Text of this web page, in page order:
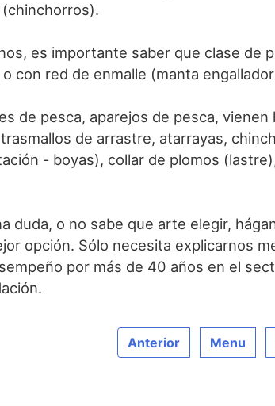
es importante saber que clase de
con red de enmalle (manta
de pesca, aparejos de pesca,
de arrastre, atarrayas,
- boyas), collar de plomos
duda, o no sabe que arte elegir,
opción. Sólo necesita explicarnos
por más de 40 años en el
Anterior Menu